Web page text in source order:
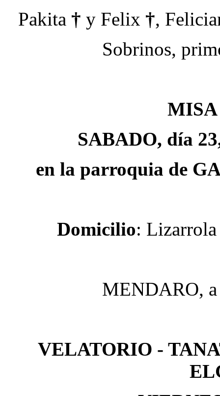
Pakita † y Felix †,
Sobrinos,
SABADO, día
en la parroquia de
Domicilio: Lizarrola
MENDARO, a
VELATORIO -